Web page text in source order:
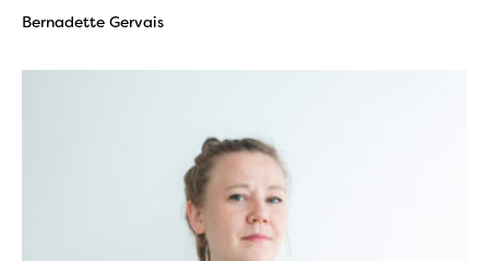
Bernadette Gervais